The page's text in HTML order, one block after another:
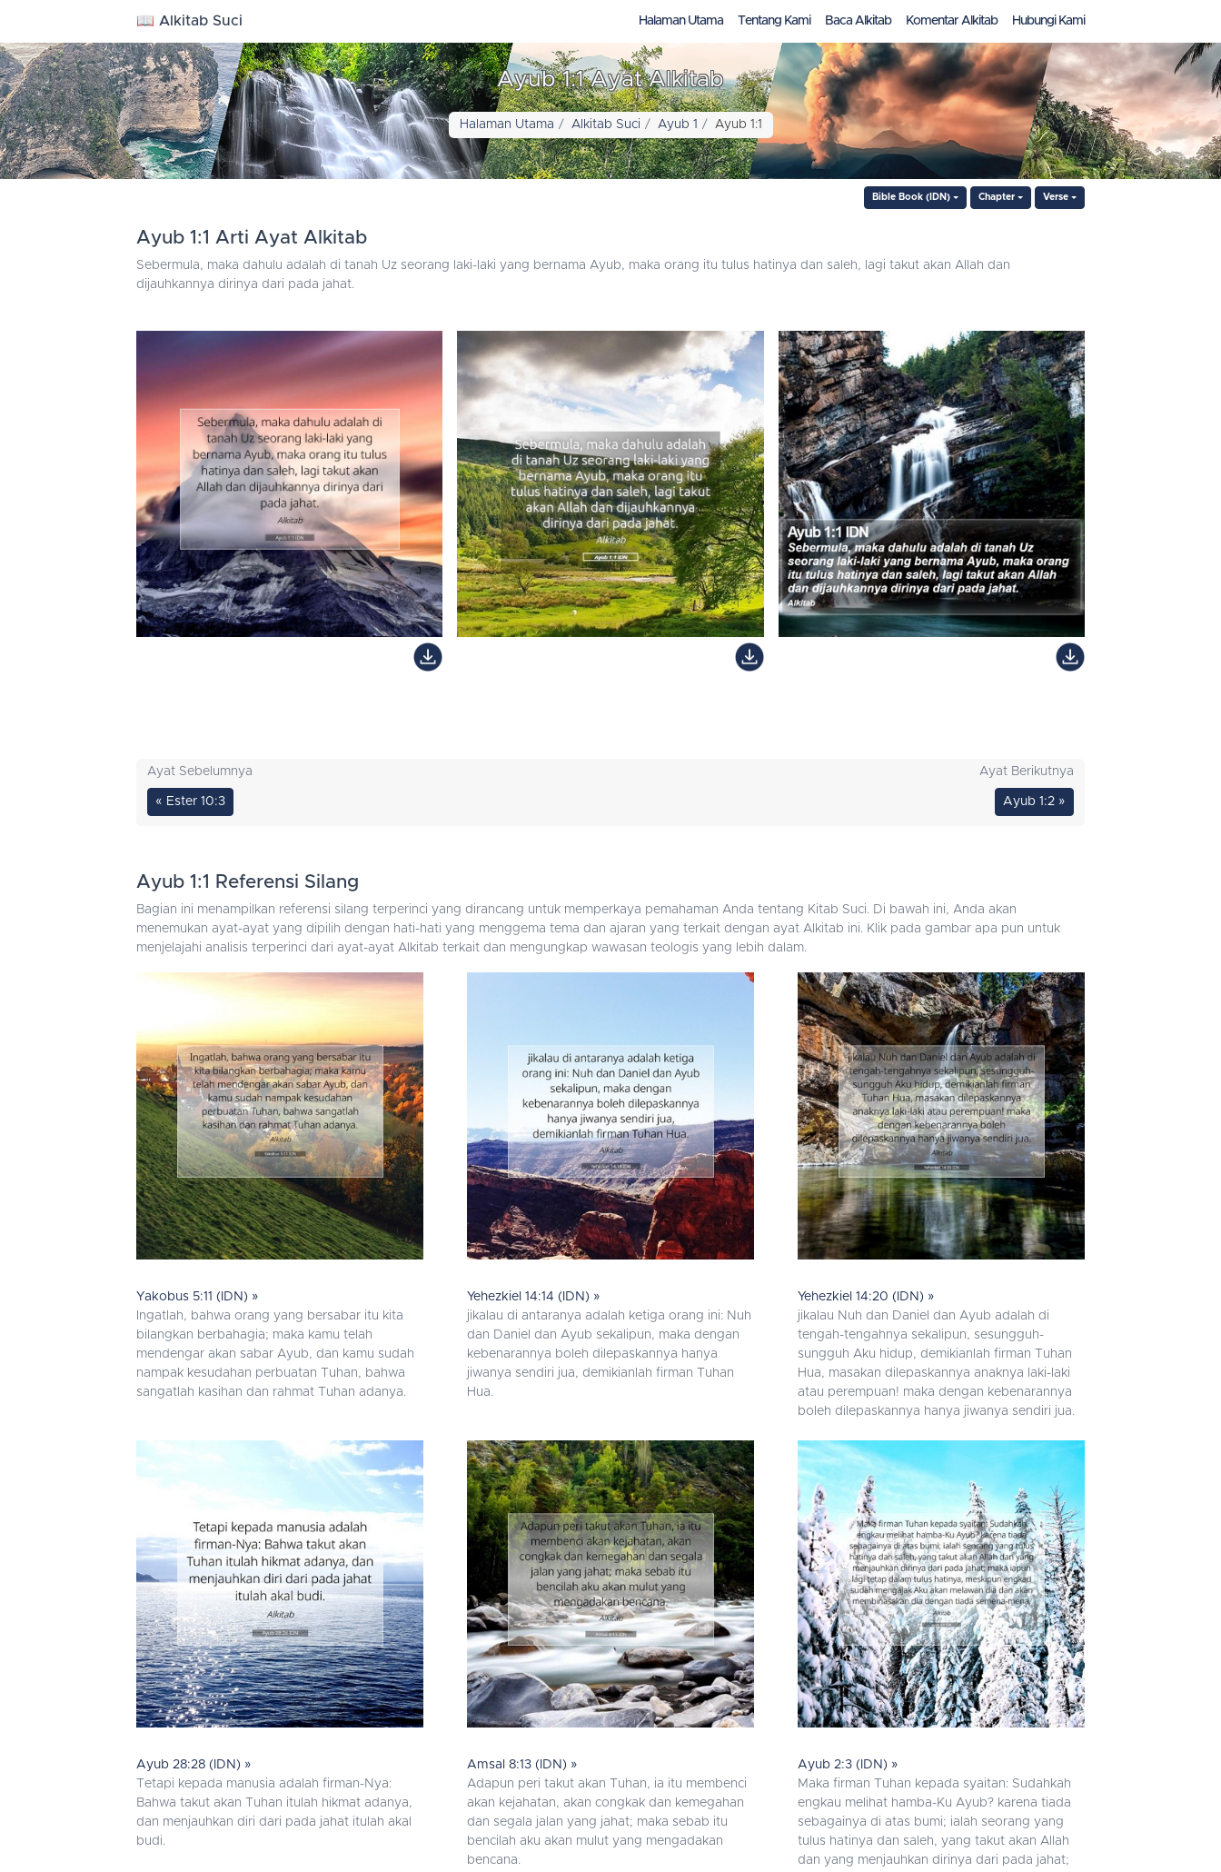
📖 Alkitab Suci Halaman Utama Tentang Kami Baca Alkitab Komentar Alkitab Hubungi Kami
Ayub 1:1 Ayat Alkitab
Halaman Utama Alkitab Suci Ayub 1 Ayub 1:1
Bible Book (IDN) Chapter Verse
Ayub 1:1 Arti Ayat Alkitab
Sebermula, maka dahulu adalah di tanah Uz seorang laki-laki yang bernama Ayub, maka orang itu tulus hatinya dan saleh, lagi takut akan Allah dan
dijauhkannya dirinya dari pada jahat.
Ayat Sebelumnya
« Ester 10:3
Ayat Berikutnya
Ayub 1:2 »
Ayub 1:1 Referensi Silang
Bagian ini menampilkan referensi silang terperinci yang dirancang untuk memperkaya pemahaman Anda tentang Kitab Suci. Di bawah ini, Anda akan
menemukan ayat-ayat yang dipilih dengan hati-hati yang menggema tema dan ajaran yang terkait dengan ayat Alkitab ini. Klik pada gambar apa pun untuk
menjelajahi analisis terperinci dari ayat-ayat Alkitab terkait dan mengungkap wawasan teologis yang lebih dalam.
Yakobus 5:11 (IDN) »
Ingatlah, bahwa orang yang bersabar itu kita
bilangkan berbahagia; maka kamu telah
mendengar akan sabar Ayub, dan kamu sudah
nampak kesudahan perbuatan Tuhan, bahwa
sangatlah kasihan dan rahmat Tuhan adanya.
Yehezkiel 14:14 (IDN) »
jikalau di antaranya adalah ketiga orang ini: Nuh
dan Daniel dan Ayub sekalipun, maka dengan
kebenarannya boleh dilepaskannya hanya
jiwanya sendiri jua, demikianlah firman Tuhan
Hua.
Yehezkiel 14:20 (IDN) »
jikalau Nuh dan Daniel dan Ayub adalah di
tengah-tengahnya sekalipun, sesungguh-
sungguh Aku hidup, demikianlah firman Tuhan
Hua, masakan dilepaskannya anaknya laki-laki
atau perempuan! maka dengan kebenarannya
boleh dilepaskannya hanya jiwanya sendiri jua.
Ayub 28:28 (IDN) »
Tetapi kepada manusia adalah firman-Nya:
Bahwa takut akan Tuhan itulah hikmat adanya,
dan menjauhkan diri dari pada jahat itulah akal
budi.
Amsal 8:13 (IDN) »
Adapun peri takut akan Tuhan, ia itu membenci
akan kejahatan, akan congkak dan kemegahan
dan segala jalan yang jahat; maka sebab itu
bencilah aku akan mulut yang mengadakan
bencana.
Ayub 2:3 (IDN) »
Maka firman Tuhan kepada syaitan: Sudahkah
engkau melihat hamba-Ku Ayub? karena tiada
sebagainya di atas bumi; ialah seorang yang
tulus hatinya dan saleh, yang takut akan Allah
dan yang menjauhkan dirinya dari pada jahat;